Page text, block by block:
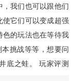
我们也可以跟他们
它们可以变成超强
的玩法也在等待我
挑战等等，想要问
底之蛙。 玩家评测